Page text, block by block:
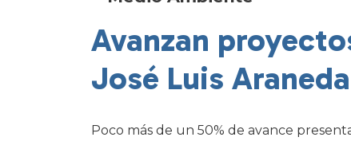
Avanzan
José Luis
Poco más de un 50% de avance